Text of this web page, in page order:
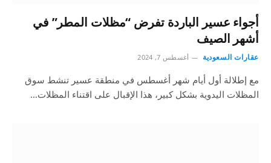
أجواء عسير الباردة تفرض “مظلات المطر” في
أشهر الصيف
عقارات السعودية أغسطس 7, 2024
مع إطلالة أول أيام شهر أغسطس في منطقة عسير تنشط سوق
المظلات اليدوية بشكل كبير، هذا الإقبال على اقتناء المظلات…